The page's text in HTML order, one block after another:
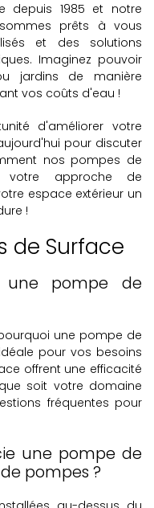
depuis 1985 et notre
prêts à vous
et des solutions
Imaginez pouvoir
jardins de manière
vos coûts d'eau !
d'améliorer votre
pour discuter
nos pompes de
votre approche de
espace extérieur un
!
de Surface
une pompe de
une pompe de
pour vos besoins
offrent une efficacité
soit votre domaine
fréquentes pour
une pompe de
pompes ?